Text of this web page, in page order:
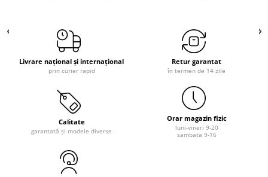
Livrare național și internațional
prin curier rapid
Retur garantat
în termen de 14 zile
Calitate
garantată și modele diverse
Orar magazin fizic
luni-vineri 9-20
sambata 9-16